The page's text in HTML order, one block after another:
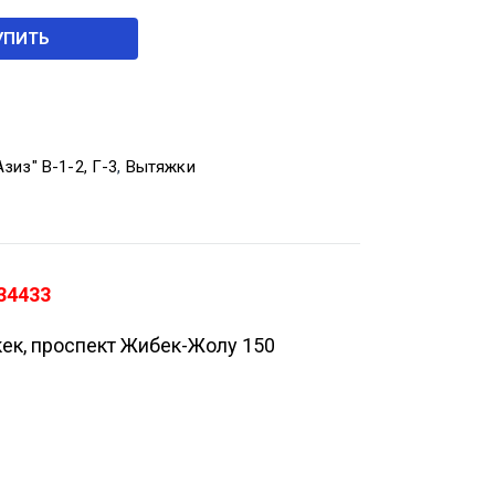
В-1-2, Г-3, Вытяжки
проспект Жибек-Жолу 150